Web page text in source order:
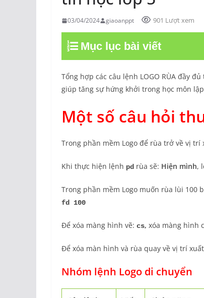
03/04/2024 giaoanppt 901 Lượt xem
Mục lục bài viết
Tổng hợp các câu lệnh LOGO RÙA đầy
giúp tăng sự hứng khởi trong học môn
Một số câu hỏi
Trong phần mềm Logo để rùa trở về vị
Khi thực hiện lệnh pd rùa sẽ: Hiện mình,
Trong phần mềm Logo muốn rùa lùi 100
fd 100
Để xóa màng hình vẽ: cs, xóa màng hình
Để xóa màn hình và rùa quay về vị trí
Nhóm lệnh Logo di chuyển